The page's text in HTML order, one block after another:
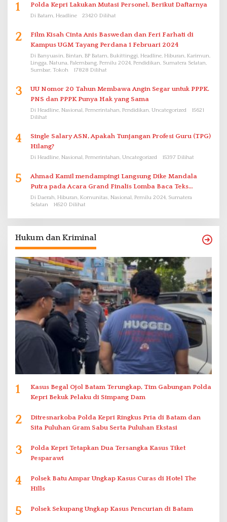
1 Polda Kepri Lakukan Mutasi Personel, Berikut Daftarnya
Di Batam, Headline 23420 Dilihat
2
Film Kisah Cinta Anis Baswedan dan Feri Farhati di
Kampus UGM Tayang Perdana 1 Februari 2024
Di Banyuasin, Bintan, BP Batam, Bukittinggi, Headline, Hiburan, Karimun,
Lingga, Natuna, Palembang, Pemilu 2024, Pendidikan, Sumatera Selatan,
Sumbar, Tokoh
17828 Dilihat
3
UU Nomor 20 Tahun Membawa Angin Segar untuk PPPK.
PNS dan PPPK Punya Hak yang Sama
Di Headline, Nasional, Pemerintahan, Pendidikan, Uncategorized
15621
Dilihat
4
Single Salary ASN, Apakah Tunjangan Profesi Guru (TPG)
Hilang?
Di Headline, Nasional, Pemerintahan, Uncategorized 15397 Dilihat
5
Ahmad Kamil mendampingi Langsung Dike Mandala
Putra pada Acara Grand Finalis Lomba Baca Teks
Proklamasi Mirip Bung Karno di Bali
Di Daerah, Hiburan, Komunitas, Nasional, Pemilu 2024, Sumatera
Selatan
14520 Dilihat
Hukum dan Kriminal
1
Kasus Begal Ojol Batam Terungkap, Tim Gabungan Polda
Kepri Bekuk Pelaku di Simpang Dam
2
Ditresnarkoba Polda Kepri Ringkus Pria di Batam dan
Sita Puluhan Gram Sabu Serta Puluhan Ekstasi
3
Polda Kepri Tetapkan Dua Tersangka Kasus Tiket
Pesparawi
4
Polsek Batu Ampar Ungkap Kasus Curas di Hotel The
Hills
5 Polsek Sekupang Ungkap Kasus Pencurian di Batam